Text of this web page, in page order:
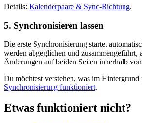
Details: Kalenderpaare & Sync-Richtung.
5. Synchronisieren lassen
Die erste Synchronisierung startet
werden abgeglichen und zusammengeführt,
Änderungen auf beiden Seiten innerhalb
Du möchtest verstehen, was im Hintergrund
Synchronisierung funktioniert.
Etwas funktioniert nicht?